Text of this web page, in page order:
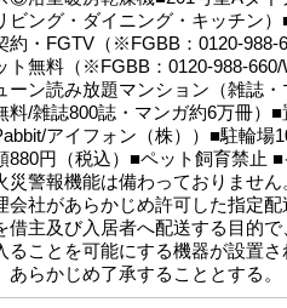
ビング・ダイニング・キッチン
約・FGTV（※FGBB：0120-988-
ト無料（※FGBB：0120-988-
ーン読み放題マンション（雑誌
料/雑誌800誌・マンガ約6万冊）
アイフォン（株））■駐輪場
880円（税込）■ペット飼育禁止
災警報機能は備わっておりませ
会社があらかじめ許可した指定
借主及び入居者へ配送する目的
ることを可能にする機器が設置
あらかじめ了承することとする。